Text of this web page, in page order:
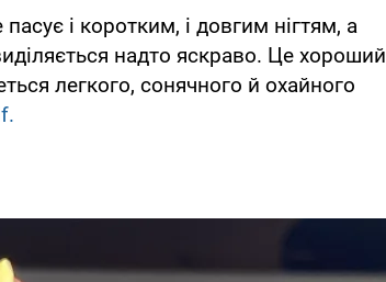
і коротким, і довгим нігтям, а
надто яскраво. Це хороший
легкого, сонячного й охайного